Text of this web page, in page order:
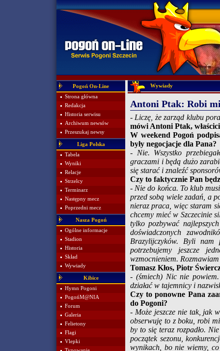
Pogoń On-Line
Strona główna
Redakcja
Historia serwisu
Archiwum newsów
Przeszukaj newsy
Liga Polska
Tabela
Wyniki
Relacje
Strzelcy
Terminarz
Następny mecz
Poprzedni mecz
Nasza Pogoń
Ogólne informacje
Stadion
Historia
Skład
Wywiady
Kibice
Hymn Pogoni
PogońM@NIA
Forum
Galeria
Felietony
Flagi
Vlepki
Wywiady
Antoni Ptak: Robi
- Liczę, że zarząd klubu
mówi Antoni Ptak,
W weekend Pogoń
były negocjacje dla Pana?
- Nie. Wszystko
graczami i będą dużo
się starać i znaleźć
Czy to faktycznie Pan
- Nie do końca. To klub
przed sobą wiele zadań, a
nieraz praca, więc staram
chcemy mieć w Szczecinie
tylko pozbywać
doświadczonych
Brazylijczyków. Byli
potrzebujemy jeszcze
wzmocnieniem.
Tomasz Kłos, Piotr
- (śmiech) Nic nie
działać w tajemnicy i
Czy to ponowne Pana
do Pogoni?
- Może jeszcze nie tak, jak
obserwuję to z boku, robi
by to się teraz rozpadło.
początek sezonu,
wynikach, bo nie wiemy,